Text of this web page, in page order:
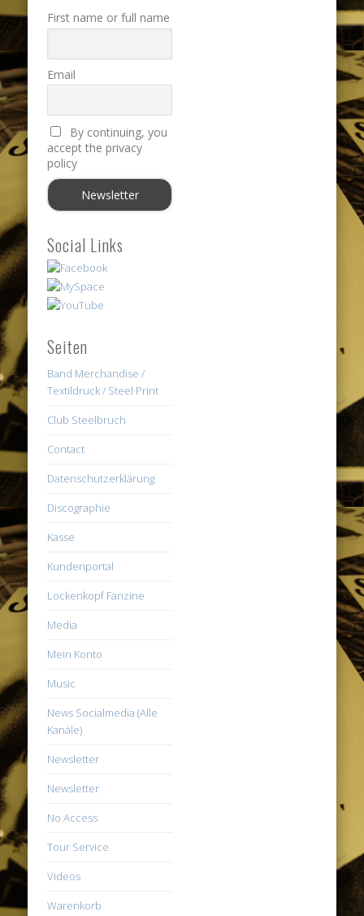
First name or full name
Email
By continuing, you
accept the privacy
policy
Social Links
Seiten
Band Merchandise /
Textildruck / Steel Print
Club Steelbruch
Contact
Datenschutzerklärung
Discographie
Kasse
Kundenportal
Lockenkopf Fanzine
Media
Mein Konto
Music
News Socialmedia (Alle
Kanäle)
Newsletter
Newsletter
No Access
Tour Service
Videos
Warenkorb